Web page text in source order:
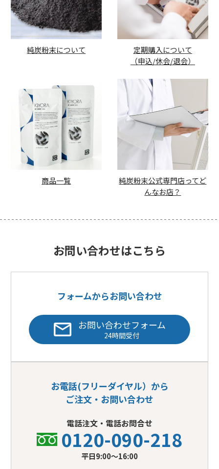
純炭粉末について
定期購入について
（申込/休会/退会）
商品一覧
純炭粉末公式専門店ってど
んなお店？
お問い合わせはこちら
フォームからお問い合わせ
お問い合わせフォーム
24時間受付
お電話(フリーダイヤル）から
ご注文・お問い合わせ
電話注文・電話お問合せ
0120-090-218
平日9:00〜16:00